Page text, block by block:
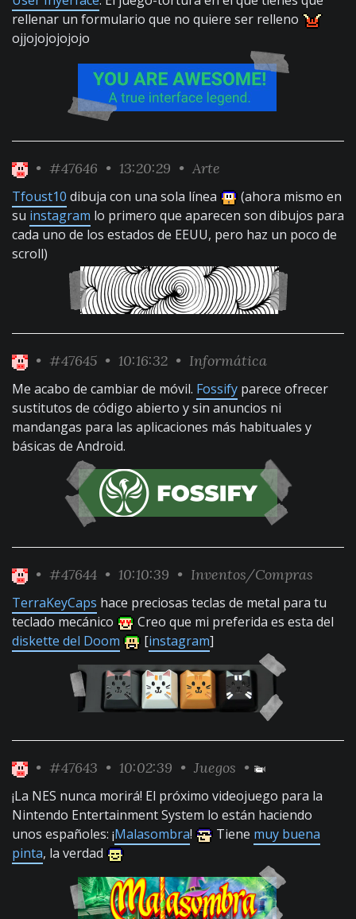
rellenar un formulario que no quiere ser relleno
ojjojojojojojo
• #47646 • 13:20:29 • Arte
Tfoust10 dibuja con una sola línea
(ahora mismo en
su instagram lo primero que aparecen son dibujos para
cada uno de los estados de EEUU, pero haz un poco de
scroll)
• #47645 • 10:16:32 • Informática
Me acabo de cambiar de móvil. Fossify parece ofrecer
sustitutos de código abierto y sin anuncios ni
mandangas para las aplicaciones más habituales y
básicas de Android.
• #47644 • 10:10:39 • Inventos/Compras
TerraKeyCaps hace preciosas teclas de metal para tu
teclado mecánico
Creo que mi preferida es esta del
diskette del Doom
[instagram]
• #47643 • 10:02:39 • Juegos •
¡La NES nunca morirá! El próximo videojuego para la
Nintendo Entertainment System lo están haciendo
unos españoles: ¡Malasombra! Tiene muy buena
pinta, la verdad